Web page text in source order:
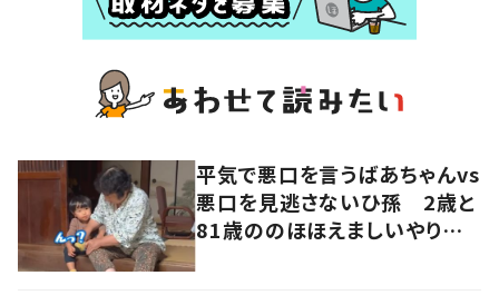
平気で悪口を言うばあちゃんvs
悪口を見逃さないひ孫 2歳と
81歳ののほほえましいやり取り